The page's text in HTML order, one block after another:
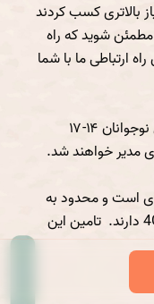
بالاتری کسب کردند
شوید که راه
ارتباطی ما با شما
برای نوجوانان ۱۴-۱۷
مدیر خواهند شد.
است و محدود به
مناطقی است که دسترسی به اینترنت 4G دارند. تامین این
متقاضی است و
داشت.